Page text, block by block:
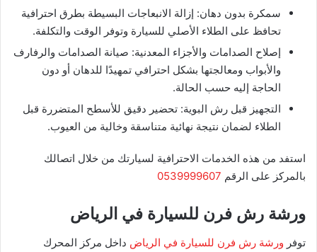
سمكرة بدون دهان: إزالة الانبعاجات البسيطة بطرق احترافية
تحافظ على الطلاء الأصلي للسيارة وتوفر الوقت والتكلفة.
إصلاح الصدامات والأجزاء المعدنية: صيانة الصدامات والرفارف
والأبواب ومعالجتها بشكل احترافي تمهيدًا للدهان أو دون
الحاجة إليه حسب الحالة.
التجهيز قبل رش البوية: تحضير دقيق للأسطح المتضررة قبل
الطلاء لضمان نتيجة نهائية متناسقة وخالية من العيوب.
استفد من هذه الخدمات الاحترافية لسيارتك من خلال اتصالك
بالمركز على الرقم 0539999607
ورشة رش فرن للسيارة في الرياض
توفر ورشة رش فرن للسيارة في الرياض داخل مركز المحرك